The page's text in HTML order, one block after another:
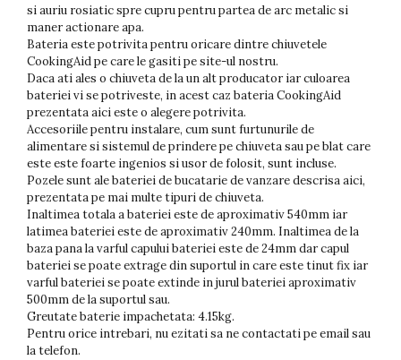
si auriu rosiatic spre cupru pentru partea de arc metalic si
maner actionare apa.
Bateria este potrivita pentru oricare dintre chiuvetele
CookingAid pe care le gasiti pe site-ul nostru.
Daca ati ales o chiuveta de la un alt producator iar culoarea
bateriei vi se potriveste, in acest caz bateria CookingAid
prezentata aici este o alegere potrivita.
Accesoriile pentru instalare, cum sunt furtunurile de
alimentare si sistemul de prindere pe chiuveta sau pe blat care
este este foarte ingenios si usor de folosit, sunt incluse.
Pozele sunt ale bateriei de bucatarie de vanzare descrisa aici,
prezentata pe mai multe tipuri de chiuveta.
Inaltimea totala a bateriei este de aproximativ 540mm iar
latimea bateriei este de aproximativ 240mm. Inaltimea de la
baza pana la varful capului bateriei este de 24mm dar capul
bateriei se poate extrage din suportul in care este tinut fix iar
varful bateriei se poate extinde in jurul bateriei aproximativ
500mm de la suportul sau.
Greutate baterie impachetata: 4.15kg.
Pentru orice intrebari, nu ezitati sa ne contactati pe email sau
la telefon.